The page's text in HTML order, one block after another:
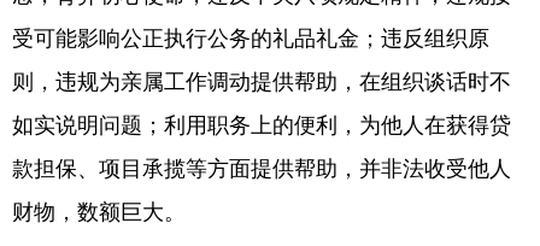
受可能影响公正执行公务的礼品礼金；违反组织原
则，违规为亲属工作调动提供帮助，在组织谈话时不
如实说明问题；利用职务上的便利，为他人在获得贷
款担保、项目承揽等方面提供帮助，并非法收受他人
财物，数额巨大。